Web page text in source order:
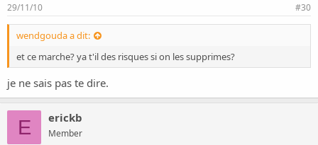
29/11/10 #30
wendgouda a dit:
et ce marche? ya t'il des risques si on les supprimes?
je ne sais pas te dire.
E erickb
Member